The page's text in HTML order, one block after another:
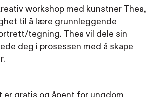
workshop med kunstner Thea,
til å lære grunnleggende
tegning. Thea vil dele sin
deg i prosessen med å skape